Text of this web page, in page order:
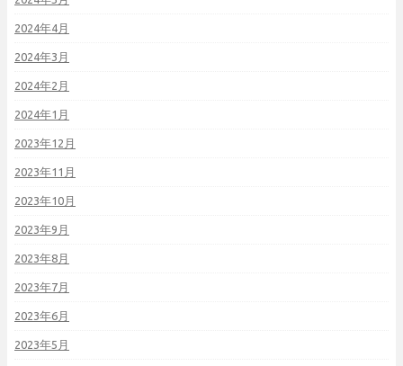
2024年4月
2024年3月
2024年2月
2024年1月
2023年12月
2023年11月
2023年10月
2023年9月
2023年8月
2023年7月
2023年6月
2023年5月